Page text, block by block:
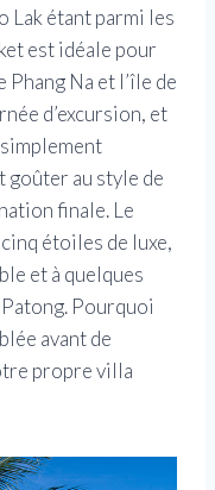
Lak étant parmi les
est idéale pour
Phang Na et l’île de
d’excursion, et
goûter au style de
finale. Le
étoiles de luxe,
et à quelques
Pourquoi
avant de
propre villa